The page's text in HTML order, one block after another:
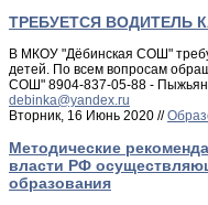
ТРЕБУЕТСЯ ВОДИТЕЛЬ
В МКОУ "Дёбинская СОШ"
детей. По всем вопросам
СОШ" 8904-837-05-88 -
Вторник, 16 Июнь 2020 //
Методические
власти РФ
образования